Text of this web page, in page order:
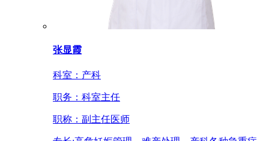
张显霞
科室： 产科
职务： 科室主任
职称： 副主任医师